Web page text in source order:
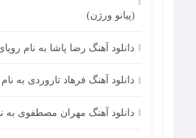
(پیانو ورژن)
دانلود آهنگ رضا پاشا به نام
دانلود آهنگ فرهاد تاروردی به
دانلود آهنگ مهران مصطفوی به